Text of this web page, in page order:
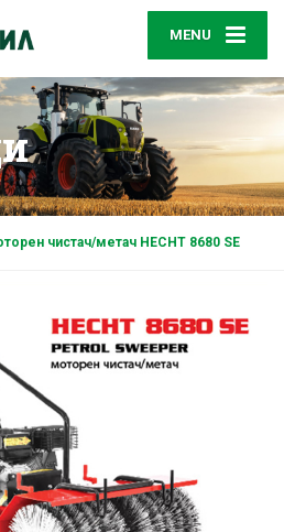
MENU
чистач/метач HECHT 8680 SE